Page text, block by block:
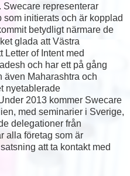
representerar
initierats och är kopplad
betydligt närmare de
glada att Västra
Letter of Intent med
och har ett på gång
även Maharashtra och
nyetablerade
2013 kommer Swecare
med seminarier i Sverige,
delegationer från
alla företag som är
att ta kontakt med